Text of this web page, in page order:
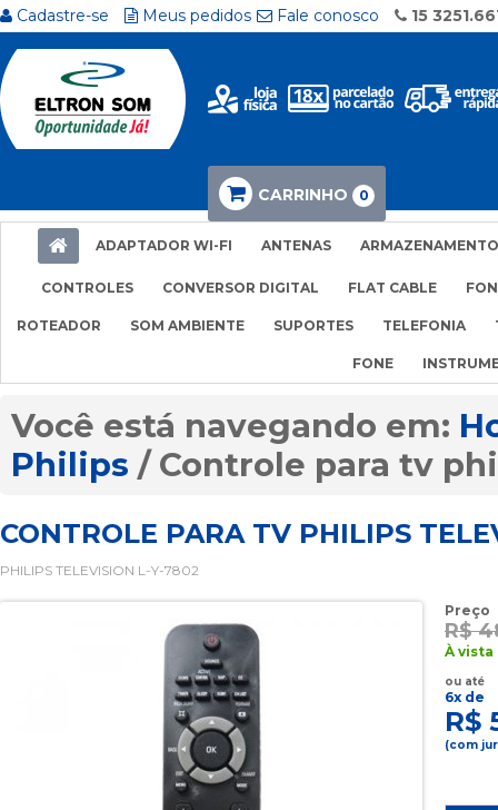
Cadastre-se Meus pedidos Fale conosco 15
CARRINHO 0
ADAPTADOR WI-FI ANTENAS ARMAZENAMENTO
CONTROLES CONVERSOR DIGITAL FLAT CABLE
ROTEADOR SOM AMBIENTE SUPORTES TELEFONIA
FONE
Philips
Controle para tv
CONTROLE PARA TV PHILIPS
PHILIPS TELEVISION L-Y-7802
Preço
R$
À
ou até
6x de
R$
(com